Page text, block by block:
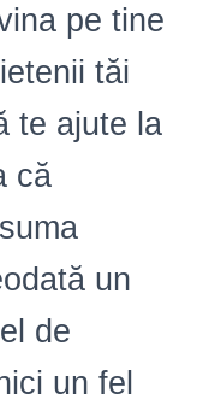
pe tine
tăi
te ajute la
că
un
de
un fel